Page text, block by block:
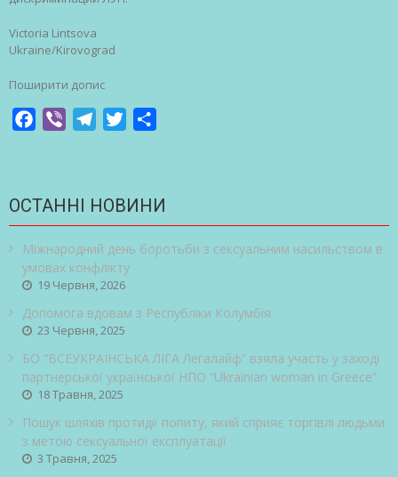
Victoria Lintsova
Ukraine/Kirovograd
Поширити допис
Facebook
Viber TelegramTwitter
ОСТАННІ НОВИНИ
Міжнародний день боротьби з сексуальним насильством в
умовах конфлікту
19 Червня, 2026
Допомога вдовам з Республіки Колумбія
23 Червня, 2025
БО “ВСЕУКРАЇНСЬКА ЛІГА Легалайф” взяла участь у заході
партнерської української НПО “Ukrainian woman in Greece”
18 Травня, 2025
Пошук шляхів протидії попиту, який сприяє торгівлі людьми
з метою сексуальної експлуатації
3 Травня, 2025